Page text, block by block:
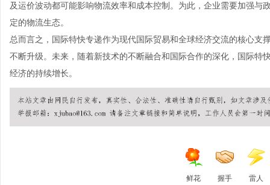
及运价波动都可能影响物流效率和成本控制。为此，企业需要加强
定的物流生态。
总而言之，国际特快专递作为现代国际贸易和全球经济交流的核心
不断升级。未来，随着新技术的不断融合和国际合作的深化，国际特
经济的持续增长。
鲜花 握手 雷人